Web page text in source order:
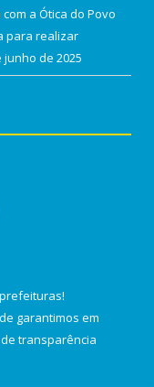
a Ótica do Povo
para realizar
junho de 2025
!
garantimos em
transparência